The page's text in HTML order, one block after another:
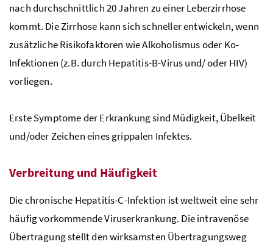
nach durchschnittlich 20 Jahren zu einer Leberzirrhose
kommt. Die Zirrhose kann sich schneller entwickeln, wenn
zusätzliche Risikofaktoren wie Alkoholismus oder Ko-
Infektionen (z.B. durch Hepatitis-B-Virus und/ oder HIV)
vorliegen.
Erste Symptome der Erkrankung sind Müdigkeit, Übelkeit
und/oder Zeichen eines grippalen Infektes.
Verbreitung und Häufigkeit
Die chronische Hepatitis-C-Infektion ist weltweit eine sehr
häufig vorkommende Viruserkrankung. Die intravenöse
Übertragung stellt den wirksamsten Übertragungsweg